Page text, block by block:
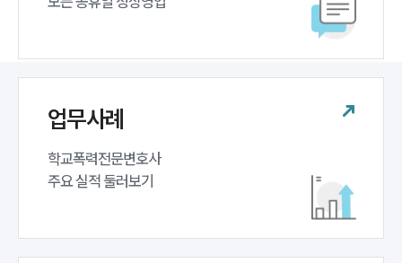
뉴스레터/브로슈어
세미나
업무사례
학교폭력전문변호사
주요 실적 둘러보기